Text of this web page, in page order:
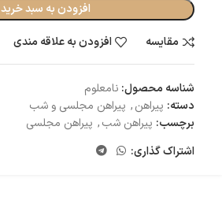
افزودن به سبد خرید
مقایسه
افزودن به علاقه مندی
شناسه محصول: نامعلوم
دسته: پیراهن, پیراهن مجلسی و شب
برچسب: پیراهن شب, پیراهن مجلسی
اشتراک گذاری: